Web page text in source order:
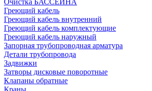
Очистка БАССЕЙНА
Греющий кабель
Греющий кабель внутренний
Греющий кабель комплектующие
Греющий кабель наружный
Запорная трубопроводная арматура
Детали трубопровода
Задвижки
Затворы дисковые поворотные
Клапаны обратные
Краны